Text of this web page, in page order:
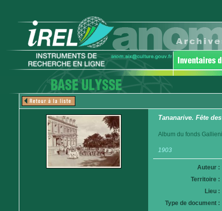
Tananarive. Fête
Album du fonds
1903
Auteur :
Territoire :
Lieu :
Type de document :